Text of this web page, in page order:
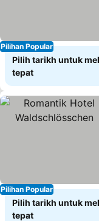
Pilihan Popular
Pilih tarikh untuk
tepat
Pilihan Popular
Pilih tarikh untuk
tepat